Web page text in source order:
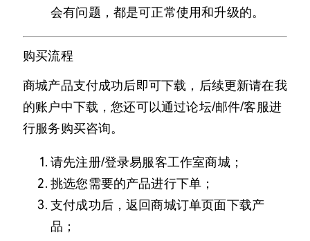
会有问题，都是可正常使用和升级的。
购买流程
商城产品支付成功后即可下载，后续更新请在我
的账户中下载，您还可以通过论坛/邮件/客服进
行服务购买咨询。
请先注册/登录易服客工作室商城；
挑选您需要的产品进行下单；
支付成功后，返回商城订单页面下载产
品；